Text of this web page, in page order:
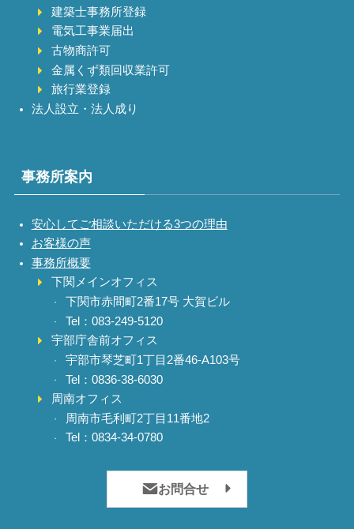
建築士事務所登録
電気工事業届出
古物商許可
金属くず類回収業許可
旅行業登録
法人設立・法人成り
事務所案内
安心してご相談いただける3つの理由
お客様の声
事務所概要
下関メインオフィス
下関市赤間町2番17号 大賀ビル
Tel：083-249-5120
宇部庁舎前オフィス
宇部市琴芝町1丁目2番46-A103号
Tel：0836-38-6030
周南オフィス
周南市毛利町2丁目11番地2
Tel：0834-34-0780
お問合せ